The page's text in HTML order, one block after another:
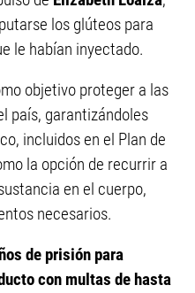
los glúteos para
le habían inyectado.
objetivo proteger a las
país, garantizándoles
incluidos en el Plan de
la opción de recurrir a
en el cuerpo,
necesarios.
de prisión para
con multas de hasta